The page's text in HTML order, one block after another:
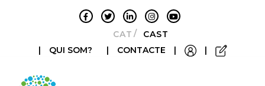
CATALÀCASTELLANO
|
QUI SOM? | CONTACTE | |